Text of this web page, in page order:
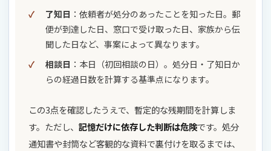
了知日 ：依頼者が処分のあったことを知った日。郵
便が到達した日、窓口で受け取った日、家族から伝
聞した日など、事案によって異なります。
相談日 ：本日（初回相談の日）。処分日・了知日か
らの経過日数を計算する基準点になります。
この3点を確認したうえで、暫定的な残期間を計算しま
す。ただし、記憶だけに依存した判断は危険です。処分
通知書や封筒など客観的な資料で裏付けを取るまでは、